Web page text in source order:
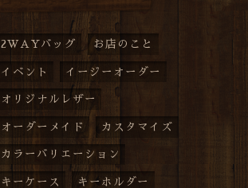
2WAYバッグ お店のこと
イベント イージーオーダー
オリジナルレザー
オーダーメイド カスタマイズ
カラーバリエーション
キーケース キーホルダー